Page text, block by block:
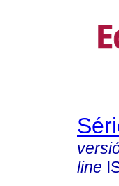
line